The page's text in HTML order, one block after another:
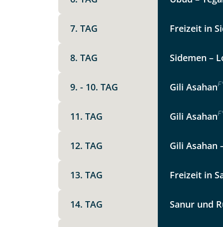
Teile diese
Facebook
X
7. TAG Freizeit in
8. TAG Sidemen –
9. - 10. TAG Gili AsahanF
11. TAG Gili AsahanF
12. TAG Gili Asahan
13. TAG Freizeit in
14. TAG Sanur und
Anzahl Erwachsener
Reisebeginn
Option 1